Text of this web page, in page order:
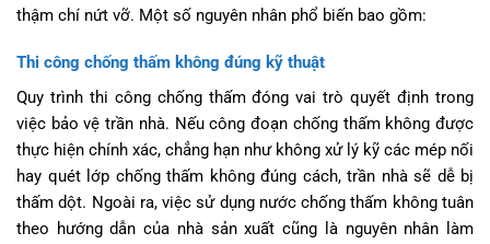
thậm chí nứt vỡ. Một số nguyên nhân phổ biến bao gồm:
Thi công chống thấm không đúng kỹ thuật
Quy trình thi công chống thấm đóng vai trò quyết định trong
việc bảo vệ trần nhà. Nếu công đoạn chống thấm không được
thực hiện chính xác, chẳng hạn như không xử lý kỹ các mép nối
hay quét lớp chống thấm không đúng cách, trần nhà sẽ dễ bị
thấm dột. Ngoài ra, việc sử dụng nước chống thấm không tuân
theo hướng dẫn của nhà sản xuất cũng là nguyên nhân làm